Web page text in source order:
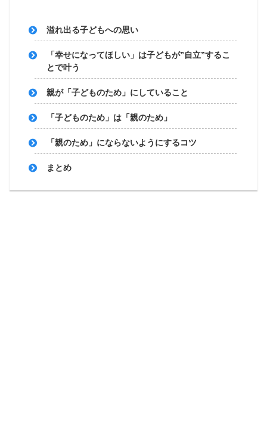
溢れ出る子どもへの思い
「幸せになってほしい」は子どもが”自立”するこ
とで叶う
親が「子どものため」にしていること
「子どものため」は「親のため」
「親のため」にならないようにするコツ
まとめ